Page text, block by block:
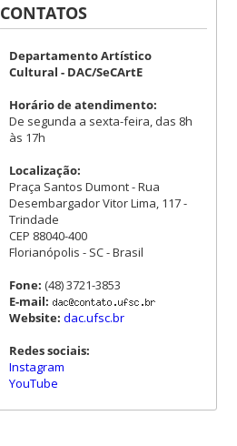
CONTATOS
Departamento Artístico
Cultural - DAC/SeCArtE
Horário de atendimento:
De segunda a sexta-feira, das 8h
às 17h
Localização:
Praça Santos Dumont - Rua
Desembargador Vitor Lima, 117 -
Trindade
CEP 88040-400
Florianópolis - SC - Brasil
Fone: (48) 3721-3853
E-mail:
Website: dac.ufsc.br
Redes sociais:
Instagram
YouTube